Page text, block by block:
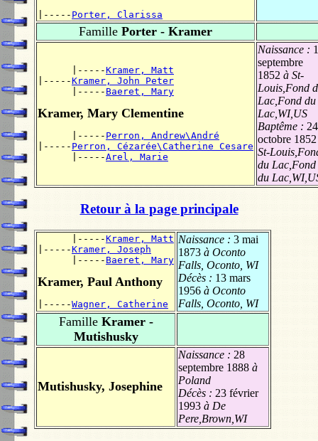
|----- Porter, Clarissa
Famille Porter - Kramer
      |-----
Kramer, Matt
|-----Kramer, John Peter
      |-----
Baeret, Mary
Kramer, Mary Clementine
      |-----
Perron, Andrew\André
|----- Perron, Cézarée\Catherine Cesare
      |-----
Arel, Marie
Naissance :
septembre
1852 à St-
Louis,Fond
Lac,Fond du
Lac,WI,US
Baptême : 24
octobre 1852
St-
du Lac,Fond
du
Retour à la page principale
      |-----
Kramer, Matt
|-----Kramer, Joseph
      |-----
Baeret, Mary
Kramer, Paul Anthony
|-----Wagner, Catherine
Naissance : 3 mai
1873 à Oconto
Falls, Oconto, WI
Décès : 13 mars
1956 à Oconto
Falls, Oconto, WI
FamilleKramer -
Mutishusky
Mutishusky, Josephine
Naissance : 28
septembre 1888 à
Poland
Décès : 23 février
1993 à De
Pere,Brown,WI